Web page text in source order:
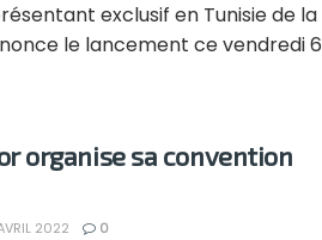
exclusif en Tunisie de la
le lancement ce vendredi 6
organise sa convention
2022 0